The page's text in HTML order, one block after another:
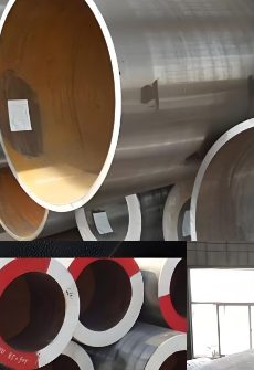
LSAW Çelik Boru
SAWL Çelik Boru
LSAW çelik borular
SAWH Çelik Boru
SSAW Çelik Boru
DSAW Boru
Boru